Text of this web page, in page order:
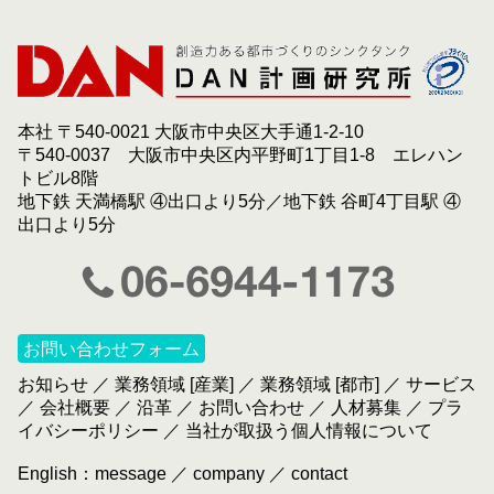
本社 〒540-0021 大阪市中央区大手通1-2-10
〒540-0037 大阪市中央区内平野町1丁目1-8 エレハン
トビル8階
地下鉄 天満橋駅 ④出口より5分／地下鉄 谷町4丁目駅 ④
出口より5分
お問い合わせフォーム
お知らせ ／ 業務領域 [産業] ／ 業務領域 [都市] ／ サービス
／ 会社概要 ／ 沿革 ／ お問い合わせ ／ 人材募集 ／ プラ
イバシーポリシー ／ 当社が取扱う個人情報について
English： message ／ company ／ contact